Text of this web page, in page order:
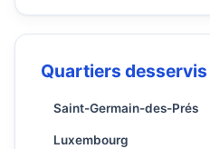
Quartiers desservis
Saint-Germain-des-Prés
Luxembourg